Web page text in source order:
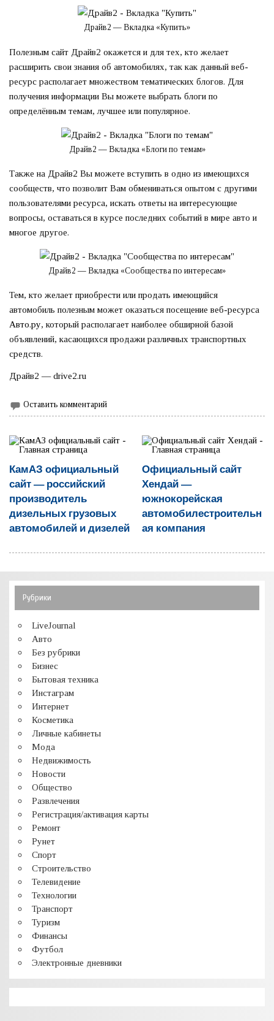
Драйв2 — Вкладка «Купить»
Полезным сайт Драйв2 окажется и для тех, кто желает
расширить свои знания об автомобилях, так как данный веб-
ресурс располагает множеством тематических блогов. Для
получения информации Вы можете выбрать блоги по
определённым темам, лучшее или популярное.
Драйв2 — Вкладка «Блоги по темам»
Также на Драйв2 Вы можете вступить в одно из имеющихся
сообществ, что позволит Вам обмениваться опытом с другими
пользователями ресурса, искать ответы на интересующие
вопросы, оставаться в курсе последних событий в мире авто и
многое другое.
Драйв2 — Вкладка «Сообщества по интересам»
Тем, кто желает приобрести или продать имеющийся
автомобиль полезным может оказаться посещение веб-ресурса
Авто.ру, который располагает наиболее обширной базой
объявлений, касающихся продажи различных транспортных
средств.
Драйв2 — drive2.ru
Оставить комментарий
КамАЗ официальный
сайт — российский
производитель
дизельных грузовых
автомобилей и дизелей
Официальный сайт
Хендай —
южнокорейская
автомобилестроительн
ая компания
Рубрики
LiveJournal
Авто
Без рубрики
Бизнес
Бытовая техника
Инстаграм
Интернет
Косметика
Личные кабинеты
Мода
Недвижимость
Новости
Общество
Развлечения
Регистрация/активация карты
Ремонт
Рунет
Спорт
Строительство
Телевидение
Технологии
Транспорт
Туризм
Финансы
Футбол
Электронные дневники